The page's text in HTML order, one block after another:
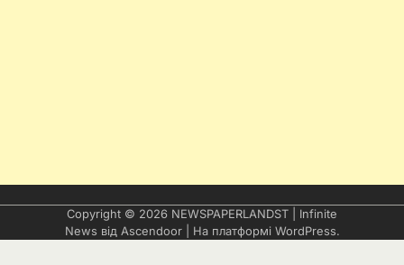
Copyright © 2026 NEWSPAPERLANDST | Infinite
News від Ascendoor| На платформі WordPress.